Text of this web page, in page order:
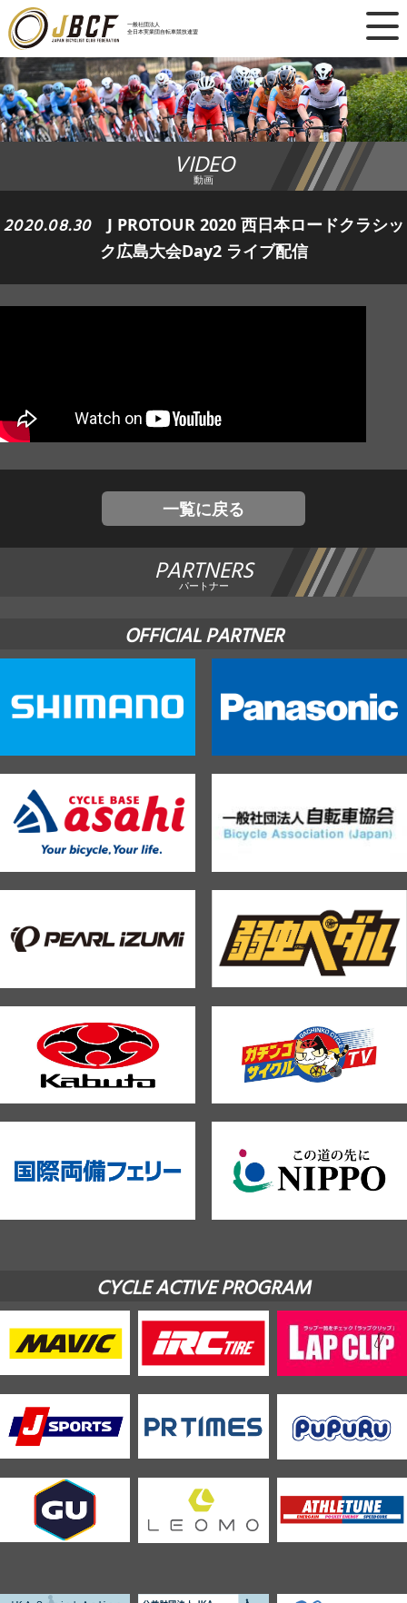
一般社団法人
全日本実業団自転車競技連盟
×
ニュース
レース日程
ランキング
レース結果
チーム・選手
競技ガイド
エントリー
VIDEO
動画
2020.08.30
J PROTOUR 2020 西日本ロードクラシッ
ク広島大会Day2 ライブ配信
一覧に戻る
PARTNERS
パートナー
OFFICIAL PARTNER
CYCLE ACTIVE PROGRAM